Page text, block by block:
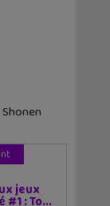
Shonen
jeux
#1 : To...